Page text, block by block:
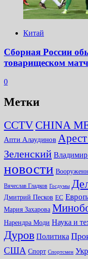
Китай
Сборная России
товарищеском
0
Метки
CCTV CHINA
Апти Алаудинов
Зеленский
новости
Вячеслав Гладков Госдумы
Дмитрий Песков ЕС
Мария Захарова
Нарендра Моди Наука и
Дуров Политика
США Спорт Спортсмен